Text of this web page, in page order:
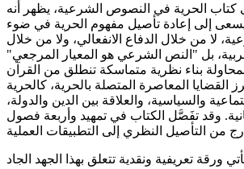
كتاب الحرية في النصوص الشرعية، يظهر أنه
إلى إعادة تأصيل مفهوم الحرية في ضوء
لا من خلال الدفاع الانفعالي، ولا من خلال
بل "النص الشرعي هو المعيار المرجعي"
بناء نظرية متماسكة تنطلق من القرآن
القضايا المعاصرة المتصلة بالحرية، كالحرية
والسياسية، والعلاقة بين الدين والدولة،
وقد تفَصَّل الكتاب في تمهيد وأربعة فصول